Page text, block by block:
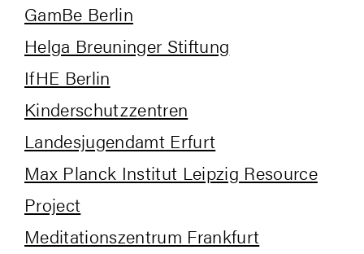
Gam­Be Berlin
Hel­ga Breu­nin­ger Stiftung
IfHE Ber­lin
Kin­der­schutz­zen­tren
Lan­des­ju­gend­amt Erfurt
Max Planck Insti­tut Leip­zig Resour­ce
Project
Medi­ta­ti­ons­zen­trum Frank­furt